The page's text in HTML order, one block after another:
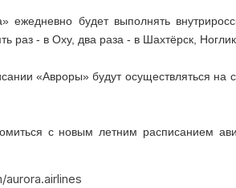
ежедневно будет выполнять
раз - в Оху, два раза - в Шахтёрск,
«Авроры» будут осуществляться
с новым летним расписанием